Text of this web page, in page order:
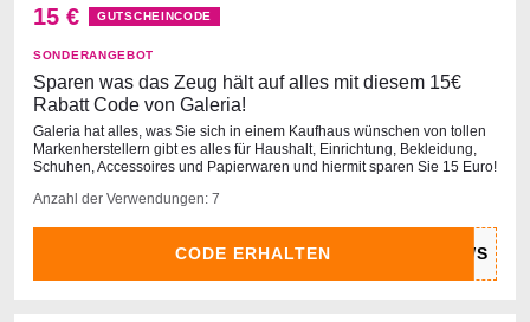
15 € GUTSCHEINCODE
SONDERANGEBOT
Sparen was das Zeug hält auf alles mit diesem 15€
Rabatt Code von Galeria!
Galeria hat alles, was Sie sich in einem Kaufhaus wünschen von tollen
Markenherstellern gibt es alles für Haushalt, Einrichtung, Bekleidung,
Schuhen, Accessoires und Papierwaren und hiermit sparen Sie 15 Euro!
Anzahl der Verwendungen: 7
CODE ERHALTEN